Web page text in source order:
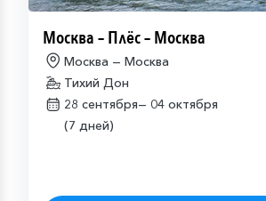
Москва – Плёс – Москва
Москва — Москва
Тихий Дон
28 сентября— 04 октября
(7 дней)